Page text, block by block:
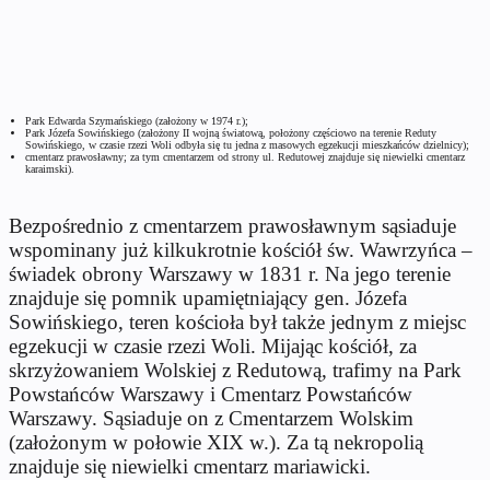
Park Edwarda Szymańskiego (założony w 1974 r.);
Park Józefa Sowińskiego (założony II wojną światową, położony częściowo na terenie Reduty
Sowińskiego, w czasie rzezi Woli odbyła się tu jedna z masowych egzekucji mieszkańców dzielnicy);
cmentarz prawosławny; za tym cmentarzem od strony ul. Redutowej znajduje się niewielki cmentarz
karaimski).
Bezpośrednio z cmentarzem prawosławnym sąsiaduje
wspominany już kilkukrotnie kościół św. Wawrzyńca –
świadek obrony Warszawy w 1831 r. Na jego terenie
znajduje się pomnik upamiętniający gen. Józefa
Sowińskiego, teren kościoła był także jednym z miejsc
egzekucji w czasie rzezi Woli. Mijając kościół, za
skrzyżowaniem Wolskiej z Redutową, trafimy na Park
Powstańców Warszawy i Cmentarz Powstańców
Warszawy. Sąsiaduje on z Cmentarzem Wolskim
(założonym w połowie XIX w.). Za tą nekropolią
znajduje się niewielki cmentarz mariawicki.